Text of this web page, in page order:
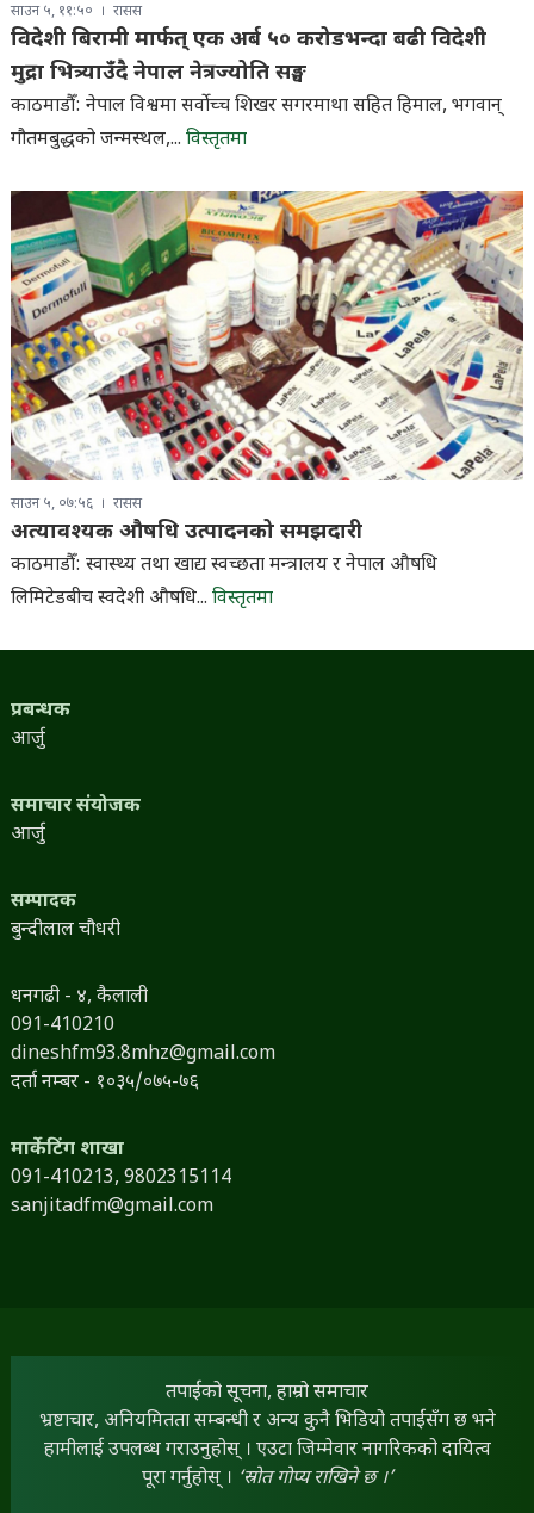
साउन ५, ११:५० रासस
विदेशी बिरामी मार्फत् एक अर्ब ५० करोडभन्दा बढी विदेशी
मुद्रा भित्र्याउँदै नेपाल नेत्रज्योति सङ्घ
काठमाडौँ: नेपाल विश्वमा सर्वाेच्च शिखर सगरमाथा सहित हिमाल, भगवान्
गौतमबुद्धको जन्मस्थल,... विस्तृतमा
साउन ५, ०७:५६ रासस
अत्यावश्यक औषधि उत्पादनको समझदारी
काठमाडौँ: स्वास्थ्य तथा खाद्य स्वच्छता मन्त्रालय र नेपाल औषधि
लिमिटेडबीच स्वदेशी औषधि... विस्तृतमा
प्रबन्धक
आर्जु
समाचार संयोजक
आर्जु
सम्पादक
बुन्दीलाल चौधरी
धनगढी - ४, कैलाली
091-410210
dineshfm93.8mhz@gmail.com
दर्ता नम्बर - १०३५/०७५-७६
मार्केटिंग शाखा
091-410213, 9802315114
sanjitadfm@gmail.com
तपाईंको सूचना, हाम्रो समाचार
भ्रष्टाचार, अनियमितता सम्बन्धी र अन्य कुनै भिडियो तपाईंसँग छ भने
हामीलाई उपलब्ध गराउनुहोस् । एउटा जिम्मेवार नागरिकको दायित्व
पूरा गर्नुहोस् । ‘स्रोत गोप्य राखिने छ ।’